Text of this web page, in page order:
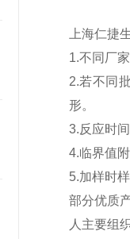
上海仁捷
1.不同厂
2.若不同
形。
3.反应时
4.临界值
5.加样时
部分优质
人主要组